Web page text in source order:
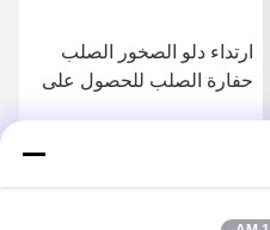
ارتداء دلو الصخور الصلب
حفارة الصلب للحصول على